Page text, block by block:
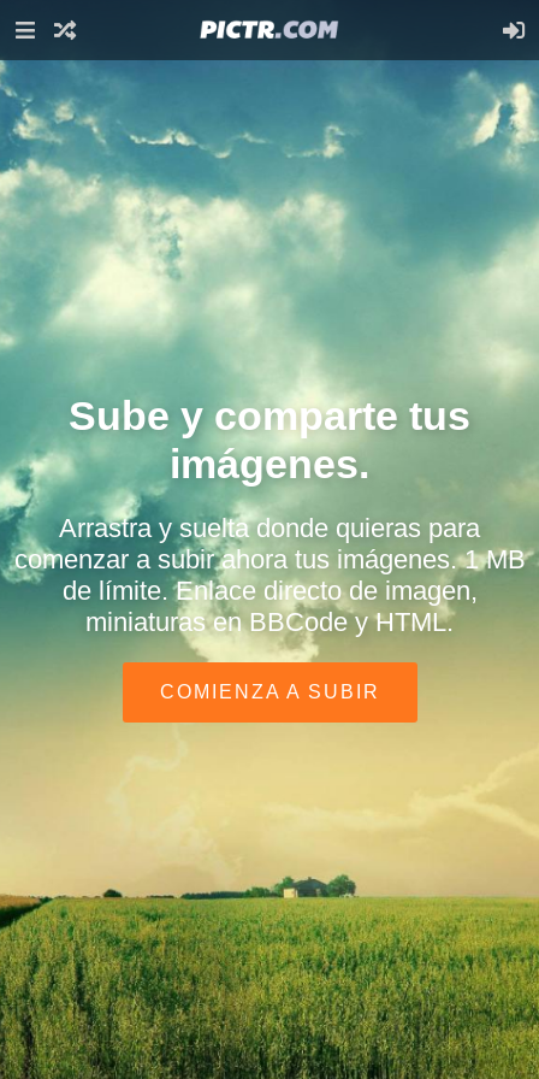
Sube y comparte tus
imágenes.
Arrastra y suelta donde quieras para
comenzar a subir ahora tus imágenes. 1 MB
de límite. Enlace directo de imagen,
miniaturas en BBCode y HTML.
COMIENZA A SUBIR